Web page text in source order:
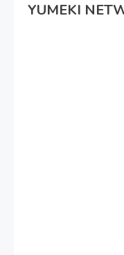
YUMEKI